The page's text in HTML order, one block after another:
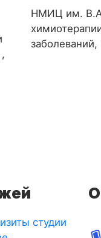
НМИЦ им.
заболеваний,
студии